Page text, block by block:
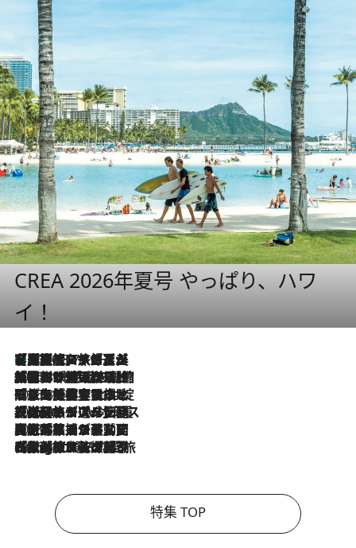
CREA 2026年夏号 やっぱり、ハワ
イ！
2026.8.7
【厳選旅コスメ】「多機能アイテムがメイン！」旅好き美容エディターが選んだ夏旅ベストコスメを発表【Mサイズジップ】
2026.8.6
「荷物が増えるほど旅ストレスは増す」美容ジャーナリストがたどり着いた最終結論。“化粧品を劇的に減らす”感動の凝縮美容とは
2026.8.6
「旅先には金髪ウィッグを持参」日本と同じメイクでは損してる!? 美容ジャーナリストが提案する“掟破りの旅美容”とは
2026.8.6
【厳選旅コスメ】「身軽さ＆UV対策重視！」ヘアアーティストshucoが選んだ夏旅ベストコスメを発表【Mサイズジップ】
2026.8.5
【厳選旅コスメ】国内をあちこち移動する河井菜摘が選んだ夏旅ベストコスメ発表！「リラックスアイテムはマスト」【Mサイズジップ】
2026.8.4
【厳選旅コスメ】「紫外線＆乾燥対策しながらメイク感も！」ヘア＆メイクGeorgeが選んだ夏旅ベストコスメを発表！【Mサイズジップ】
特集 TOP